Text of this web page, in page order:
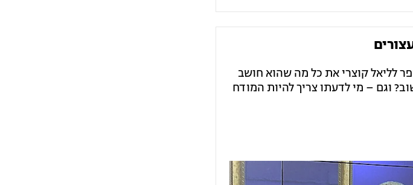
לליאל קוצרי את כל מה שהוא חושב
וגם – מי לדעתו צריך להיות המודח